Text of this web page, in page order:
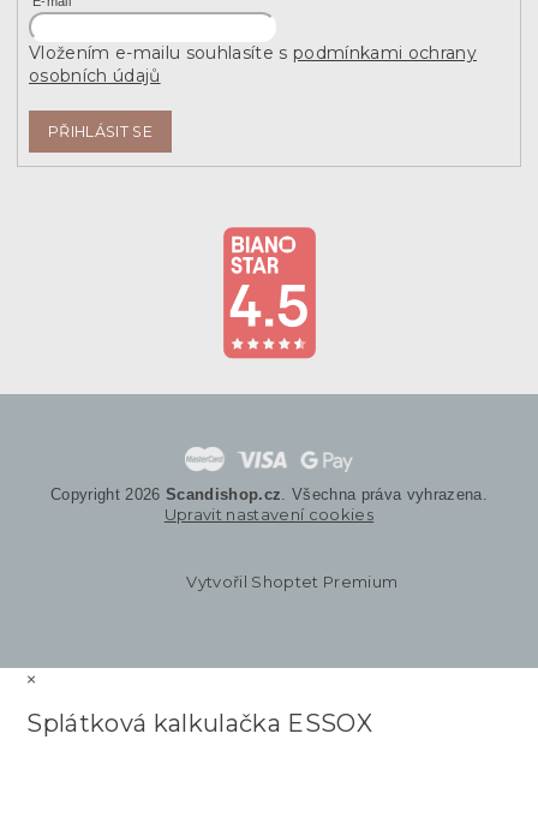
Vložením e-mailu souhlasíte s podmínkami ochrany
osobních údajů
PŘIHLÁSIT SE
Vytvořil Shoptet Premium
Copyright 2026 Scandishop.cz . Všechna práva vyhrazena.
Upravit nastavení cookies
×
Splátková kalkulačka ESSOX